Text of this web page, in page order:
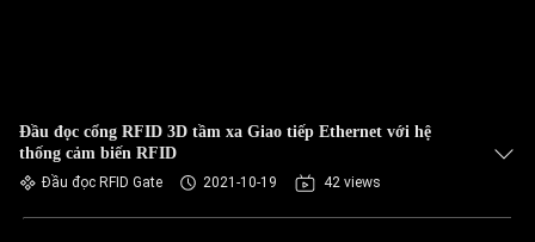
Đầu đọc cổng RFID 3D tầm xa Giao tiếp Ethernet với hệ
thống cảm biến RFID
Đầu đọc RFID Gate 2021-10-19 42 views